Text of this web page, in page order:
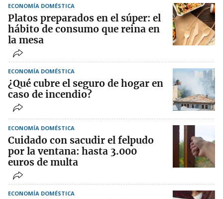
ECONOMÍA DOMÉSTICA
Platos preparados en el súper: el
hábito de consumo que reina en
la mesa
ECONOMÍA DOMÉSTICA
¿Qué cubre el seguro de hogar en
caso de incendio?
ECONOMÍA DOMÉSTICA
Cuidado con sacudir el felpudo
por la ventana: hasta 3.000
euros de multa
ECONOMÍA DOMÉSTICA